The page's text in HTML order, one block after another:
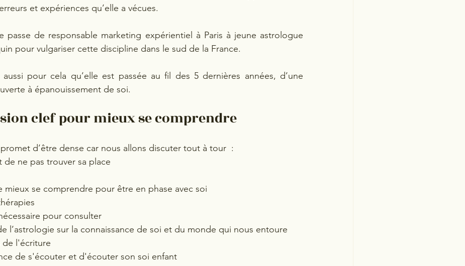
et expériences qu’elle a vécues.
passe de responsable marketing expérientiel à Paris à jeune astrologue
pour vulgariser cette discipline dans le sud de la France.
aussi pour cela qu’elle est passée au fil des 5 dernières années, d’une
à épanouissement de soi.
clef pour mieux se comprendre
d’être dense car nous allons discuter tout à tour  :
de ne pas trouver sa place
mieux se comprendre pour être en phase avec soi
pour consulter
l’astrologie sur la connaissance de soi et du monde qui nous entoure
de l'écriture
de s'écouter et d'écouter son soi enfant